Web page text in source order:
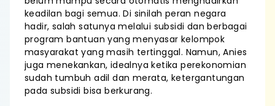
keadilan bagi semua. Di sinilah peran negara
hadir, salah satunya melalui subsidi dan berbagai
program bantuan yang menyasar kelompok
masyarakat yang masih tertinggal. Namun, Anies
juga menekankan, idealnya ketika perekonomian
sudah tumbuh adil dan merata, ketergantungan
pada subsidi bisa berkurang.